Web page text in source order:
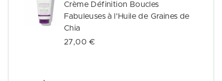
Crème Définition Boucles
Fabuleuses à l'Huile de Graines de
Chia
27,00 €